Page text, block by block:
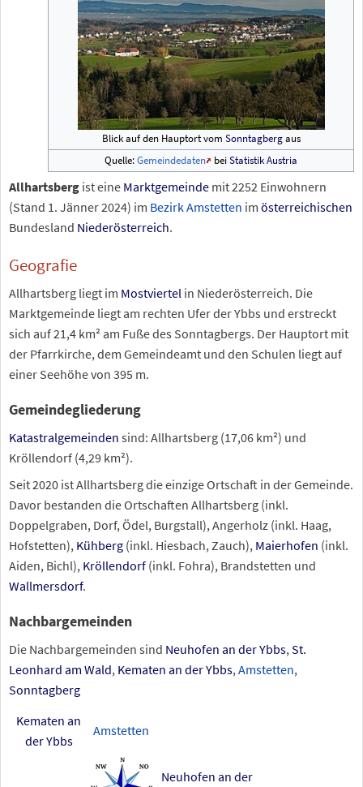
Blick auf den Hauptort vom Sonntagbergaus
Quelle:Gemeindedaten beiStatistik Austria
Allhartsberg ist eine Marktgemeinde mit2252 Einwohnern
(Stand 1. Jänner 2024) im Bezirk Amstetten im österreichischen
Bundesland Niederösterreich.
Geografie
Allhartsberg liegt im Mostviertel in Niederösterreich. Die
Marktgemeinde liegt am rechten Ufer der Ybbs und erstreckt
sich auf 21,4 km² am Fuße des Sonntagbergs. Der Hauptort mit
der Pfarrkirche, dem Gemeindeamt und den Schulen liegt auf
einer Seehöhe von 395 m.
Gemeindegliederung
Katastralgemeinden sind: Allhartsberg (17,06 km²) und
Kröllendorf (4,29 km²).
Seit 2020 ist Allhartsberg die einzige Ortschaft in der Gemeinde.
Davor bestanden die Ortschaften Allhartsberg (inkl.
Doppelgraben, Dorf, Ödel, Burgstall), Angerholz (inkl. Haag,
Hofstetten), Kühberg (inkl. Hiesbach, Zauch), Maierhofen (inkl.
Aiden, Bichl), Kröllendorf (inkl. Fohra), Brandstetten und
Wallmersdorf.
Nachbargemeinden
Die Nachbargemeinden sind Neuhofen an der Ybbs, St.
Leonhard am Wald, Kematen an der Ybbs, Amstetten,
Sonntagberg
Kematen an
der Ybbs
Amstetten
Neuhofen an der